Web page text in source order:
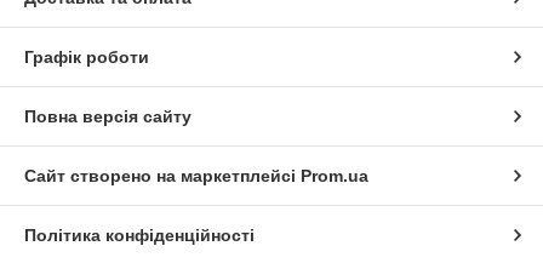
Графік роботи
Повна версія сайту
Сайт створено на маркетплейсі Prom.ua
Політика конфіденційності